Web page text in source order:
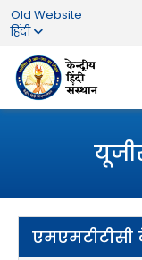
Old Website
हिंदी
एमएमटीटीसी